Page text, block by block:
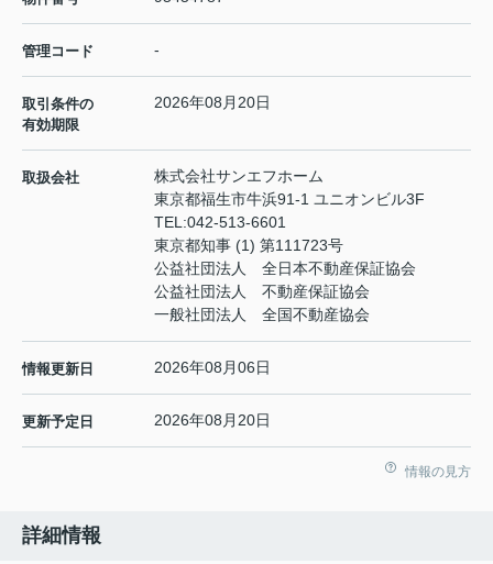
管理コード -
取引条件の
有効期限
2026年08月20日
取扱会社
株式会社サンエフホーム
東京都福生市牛浜91-1 ユニオンビル3F
TEL:042-513-6601
東京都知事 (1) 第111723号
公益社団法人 全日本不動産保証協会
公益社団法人 不動産保証協会
一般社団法人 全国不動産協会
情報更新日 2026年08月06日
更新予定日 2026年08月20日
情報の見方
詳細情報